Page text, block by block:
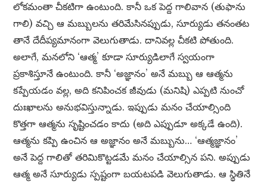
లోకమంతా చీకటిగా ఉంటుంది. కానీ ఒక పెద్ద గాలివాన (తుఫాను
గాలి) వచ్చి ఆ మబ్బులను తరిమేసినప్పుడు, సూర్యుడు తనంతట
తానే దేదీప్యమానంగా వెలుగుతాడు. దానివల్ల చీకటి పోతుంది.
అలాగే, మనలోని ‘ఆత్మ’ కూడా సూర్యుడిలాగే స్వయంగా
ప్రకాశిస్తూనే ఉంటుంది. కానీ ‘అజ్ఞానం’ అనే మబ్బు ఆ ఆత్మను
కప్పేయడం వల్ల, అది కనిపించక జీవుడు (మనిషి) ఎప్పటి నుంచో
దుఃఖాలను అనుభవిస్తున్నాడు. ఇప్పుడు మనం చేయాల్సింది
కొత్తగా ఆత్మను సృష్టించడం కాదు (అది ఎప్పుడూ అక్కడే ఉంది).
ఆత్మను కప్పి ఉంచిన ఆ అజ్ఞానం అనే మబ్బును… ‘ఆత్మజ్ఞానం’
అనే పెద్ద గాలితో తరిమికొట్టడమే మనం చేయాల్సిన పని. అప్పుడు
ఆత్మ అనే సూర్యుడు స్పష్టంగా బయటపడి వెలుగుతాడు. ఆ స్థితినే